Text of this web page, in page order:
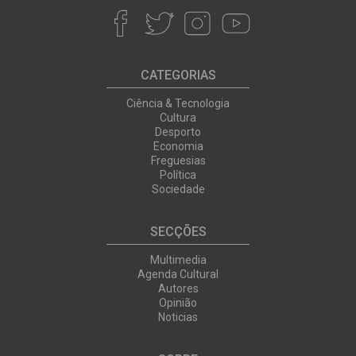
CATEGORIAS
Ciência & Tecnologia
Cultura
Desporto
Economia
Freguesias
Política
Sociedade
SECÇÕES
Multimedia
Agenda Cultural
Autores
Opinião
Noticias